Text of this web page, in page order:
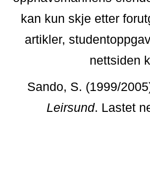
kan kun skje etter
artikler,
nettsiden
Sando, S. (1999/
Leirsund. Lastet